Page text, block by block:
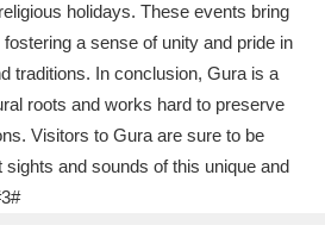
holidays. These events bring
a sense of unity and pride in
traditions. In conclusion, Gura is a
roots and works hard to preserve
Visitors to Gura are sure to be
and sounds of this unique and